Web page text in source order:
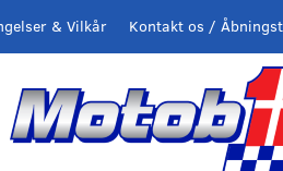
Kontakt os /
& Vilkår